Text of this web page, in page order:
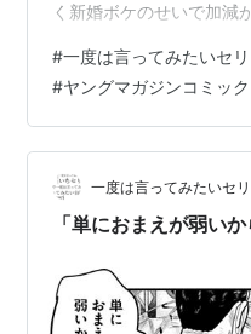
く新婚ボケのせいで加
より 洋子とユーカリは
2019年、第１部が大団円
ル」が、さらに風変り味
いますーー。我らがアキ
#一度は言ってみたいセリ
#ヤングマガジンコミック
一度は言ってみたいセ
「単におまえが弱い